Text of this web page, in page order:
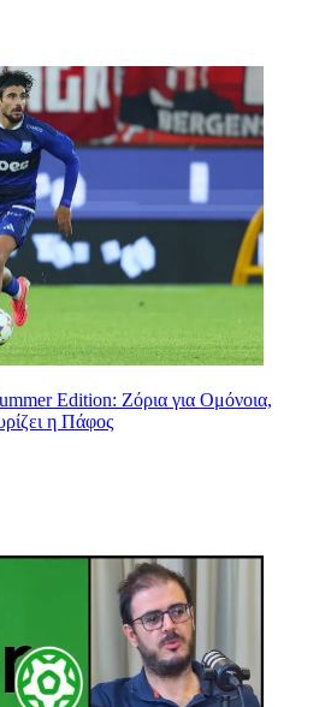
Edition: Ζόρια για Ομόνοια,
η Πάφος